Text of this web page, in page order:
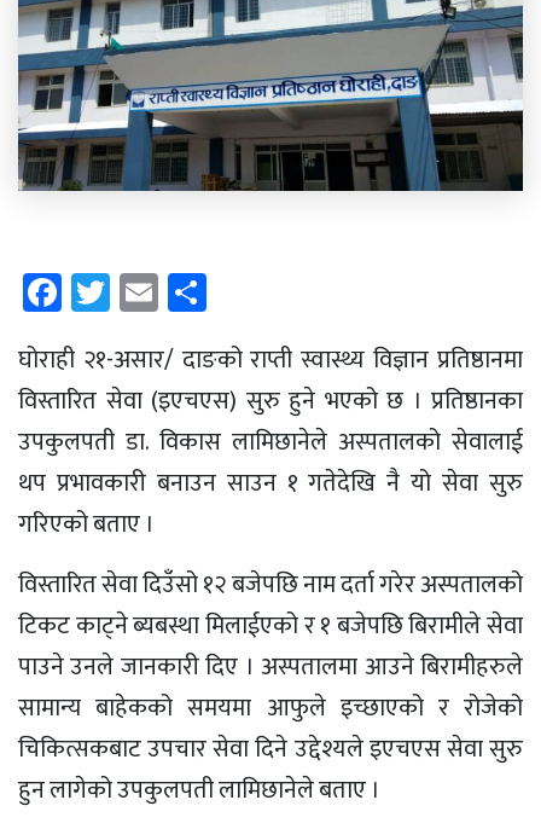
Facebook
Twitter
Email
घोराही २१-असार/ दाङको राप्ती स्वास्थ्य विज्ञान प्रतिष्ठानमा
विस्तारित सेवा (इएचएस) सुरु हुने भएको छ । प्रतिष्ठानका
उपकुलपती डा. विकास लामिछानेले अस्पतालको सेवालाई
थप प्रभावकारी बनाउन साउन १ गतेदेखि नै यो सेवा सुरु
गरिएको बताए ।
विस्तारित सेवा दिउँसो १२ बजेपछि नाम दर्ता गरेर अस्पतालको
टिकट काट्ने ब्यबस्था मिलाईएको र १ बजेपछि बिरामीले सेवा
पाउने उनले जानकारी दिए । अस्पतालमा आउने बिरामीहरुले
सामान्य बाहेकको समयमा आफुले इच्छाएको र रोजेको
चिकित्सकबाट उपचार सेवा दिने उद्देश्यले इएचएस सेवा सुरु
हुन लागेको उपकुलपती लामिछानेले बताए ।